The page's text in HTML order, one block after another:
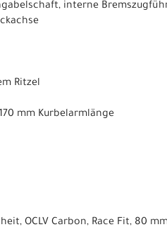
interne
Ritzel
170 mm Kurbelarmlänge
OCLV Carbon, Race Fit, 80